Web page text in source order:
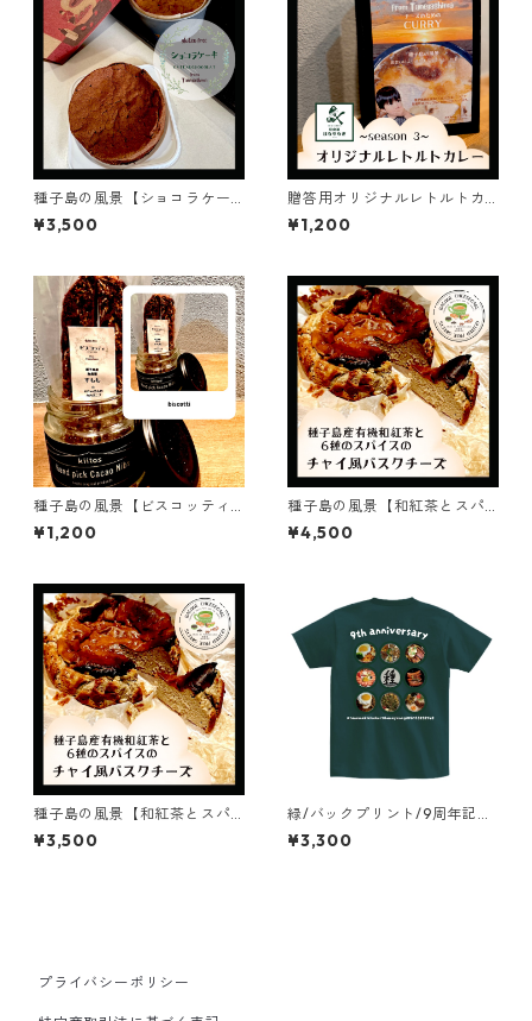
種子島の風景【ショコラケー
キ】ギフト/プレゼント4号12c
m/chocolat cake/バレンタイ
¥3,500
贈答用オリジナルレトルトカ
レー【焼きカレーの素】180g
単品 お取り寄せカレー
¥1,200
種子島の風景【ビスコッティ
種子島味】詰め合わせ(S)/乳製
品不使用/グルテンフリー
¥1,200
種子島の風景【和紅茶とスパ
イスのチャイ風バスクチーズ
ケーキ】ギフト/プレゼント5
¥4,500
種子島の風景【和紅茶とスパ
イスのチャイ風バスクチーズ
ケーキ】ギフト/プレゼント4
¥3,500
緑/バックプリント/9周年記念
オリジナルTシャツ/Tシャツ/
種子島/種まき/面白い/コレク
¥3,300
プライバシーポリシー